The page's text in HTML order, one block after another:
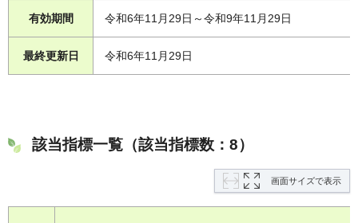
有効期間 令和6年11月29日～令和9年11月29日
最終更新日 令和6年11月29日
該当指標一覧（該当指標数：8）
画面サイズで表示